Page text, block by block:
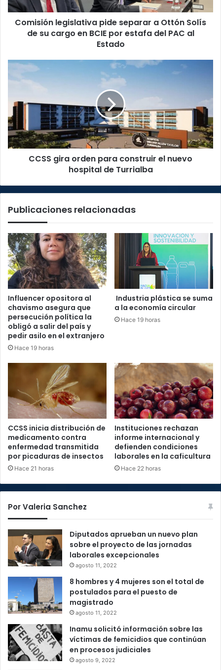
su
cargo
estafa
PAC
Estado
Comisión legislativa pide separar a Ottón Solís
de su cargo en BCIE por estafa del PAC al
Estado
CCSS
construir
el
nuevo
hospital
de
TurrialbaCCSS gira orden para construir el nuevo
hospital de Turrialba
Publicaciones relacionadas
Influencer opositora al
chavismo asegura que
persecución política la
obligó a salir del país y
pedir asilo en el extranjero
Hace 19 horas
Industria plástica se suma
a la economía circular
Hace 19 horas
CCSS inicia distribución de
medicamento contra
enfermedad transmitida
por picaduras de insectos
Hace 21 horas
Instituciones rechazan
informe internacional y
defienden condiciones
laborales en la caficultura
Hace 22 horas
Por Valeria Sanchez
Diputados aprueban un nuevo plan
sobre el proyecto de las jornadas
laborales excepcionales
agosto 11, 2022
8 hombres y 4 mujeres son el total de
postulados para el puesto de
magistrado
agosto 11, 2022
Inamu solicitó información sobre las
víctimas de femicidios que continúan
en procesos judiciales
agosto 9, 2022